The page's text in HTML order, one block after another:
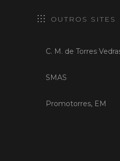
OUTROS
C. M. de Torres
SMAS
Promotorres, EM